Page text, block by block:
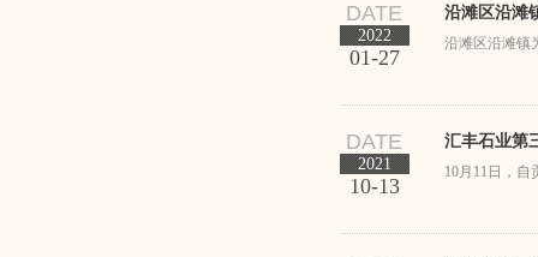
DATE
2022
01-27
沿滩区沿滩
沿滩区沿滩镇
DATE
2021
10-13
汇丰石业第
10月11日，